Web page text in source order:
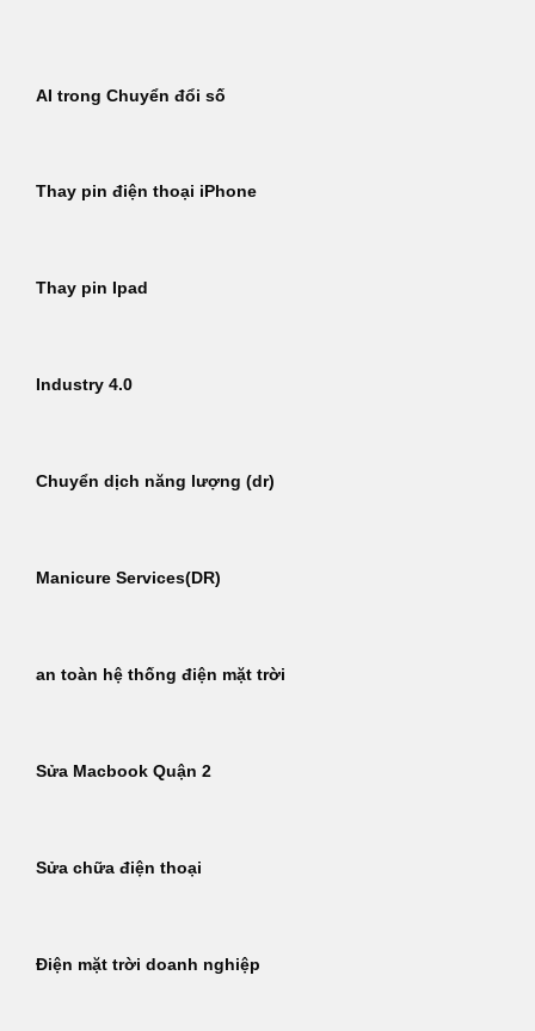
dungAI trong Chuyển đổi số
Thay pin điện thoại iPhone
Thay pin Ipad
Industry 4.0
Chuyển dịch năng lượng (dr)
Manicure Services(DR)
an toàn hệ thống điện mặt trời
Sửa Macbook Quận 2
Sửa chữa điện thoại
Điện mặt trời doanh nghiệp